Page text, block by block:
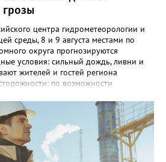
центра гидрометеорологии и
среды, 8 и 9 августа местами по
округа прогнозируются
условия: сильный дождь, ливни и
жителей и гостей региона
по возможности
конструкциями, а также
дорогах из-за ухудшения видимости и
При возникновении чрезвычайных
по единому номеру экстренных